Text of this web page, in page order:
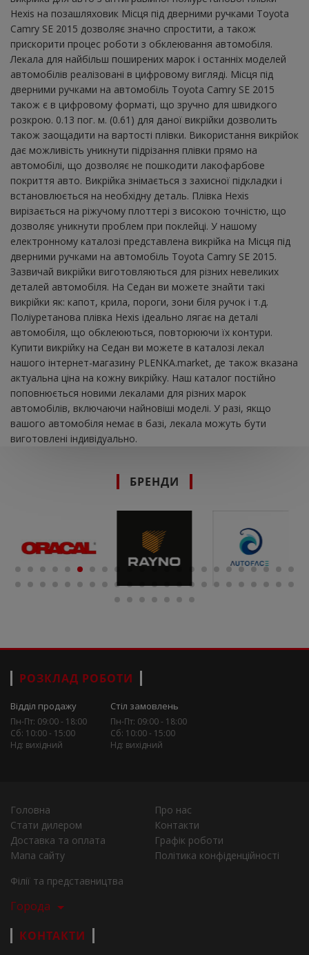
Hexis на позашляховик Місця під дверними ручками Toyota
Camry SE 2015 дозволяє значно спростити, а також
прискорити процес роботи з обклеювання автомобіля.
Лекала для найбільш поширених марок і останніх моделей
автомобілів реалізовані в цифровому вигляді. Місця під
дверними ручками на автомобіль Toyota Camry SE 2015
також є в цифровому форматі, що зручно для швидкого
розкрою. 0.13 пог. м. (0.61) для даної викрійки дозволить
також заощадити на вартості плівки. Використання викрійок
дає можливість уникнути підрізання плівки прямо на
автомобілі, що дозволяє не пошкодити лакофарбове
покриття авто. Викрійка знімається з захисної підкладки і
встановлюється на необхідну деталь. Плівка Hexis
вирізається на ріжучому плоттері з високою точністю, що
дозволяє уникнути проблем при поклейці. У нашому
електронному каталозі представлена ​​викрійка на Місця під
дверними ручками на автомобіль Toyota Camry SE 2015.
Зазвичай викрійки виготовляються для різних невеликих
деталей автомобіля. На Седан ви можете знайти такі
викрійки як: капот, крила, пороги, зони біля ручок і т.д.
Поліуретанова плівка Hexis ідеально лягає на деталі
автомобіля, що обклеюються, повторюючи їх контури.
Купити викрійку на Седан ви можете в каталозі лекал
нашого інтернет-магазину PLENKA.market, де також вказана
актуальна ціна на кожну викрійку. Наш каталог постійно
поповнюється новими лекалами для різних марок
автомобілів, включаючи найновіші моделі. У разі, якщо
вашого автомобіля немає в базі, лекала можуть бути
виготовлені індивідуально.
БРЕНДИ
РОЗКЛАД РОБОТИ
Відділ продажу
Пн-Пт: 09:00 - 18:00
Сб: 10:00 - 15:00
Нд: вихідний
Стіл замовлень
Пн-Пт: 09:00 - 18:00
Сб: 10:00 - 15:00
Нд: вихідний
Головна
Про нас
Стати дилером
Контакти
Доставка та оплата
Графік роботи
Мапа сайту
Політика конфіденційності
Філії та представництва
Города
КОНТАКТИ